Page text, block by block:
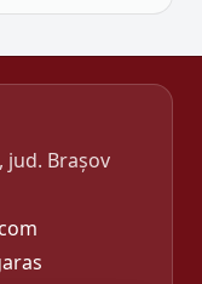
jud. Brașov